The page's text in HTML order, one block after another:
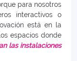
para nosotros
interactivos o
está en la
espacios donde
las instalaciones